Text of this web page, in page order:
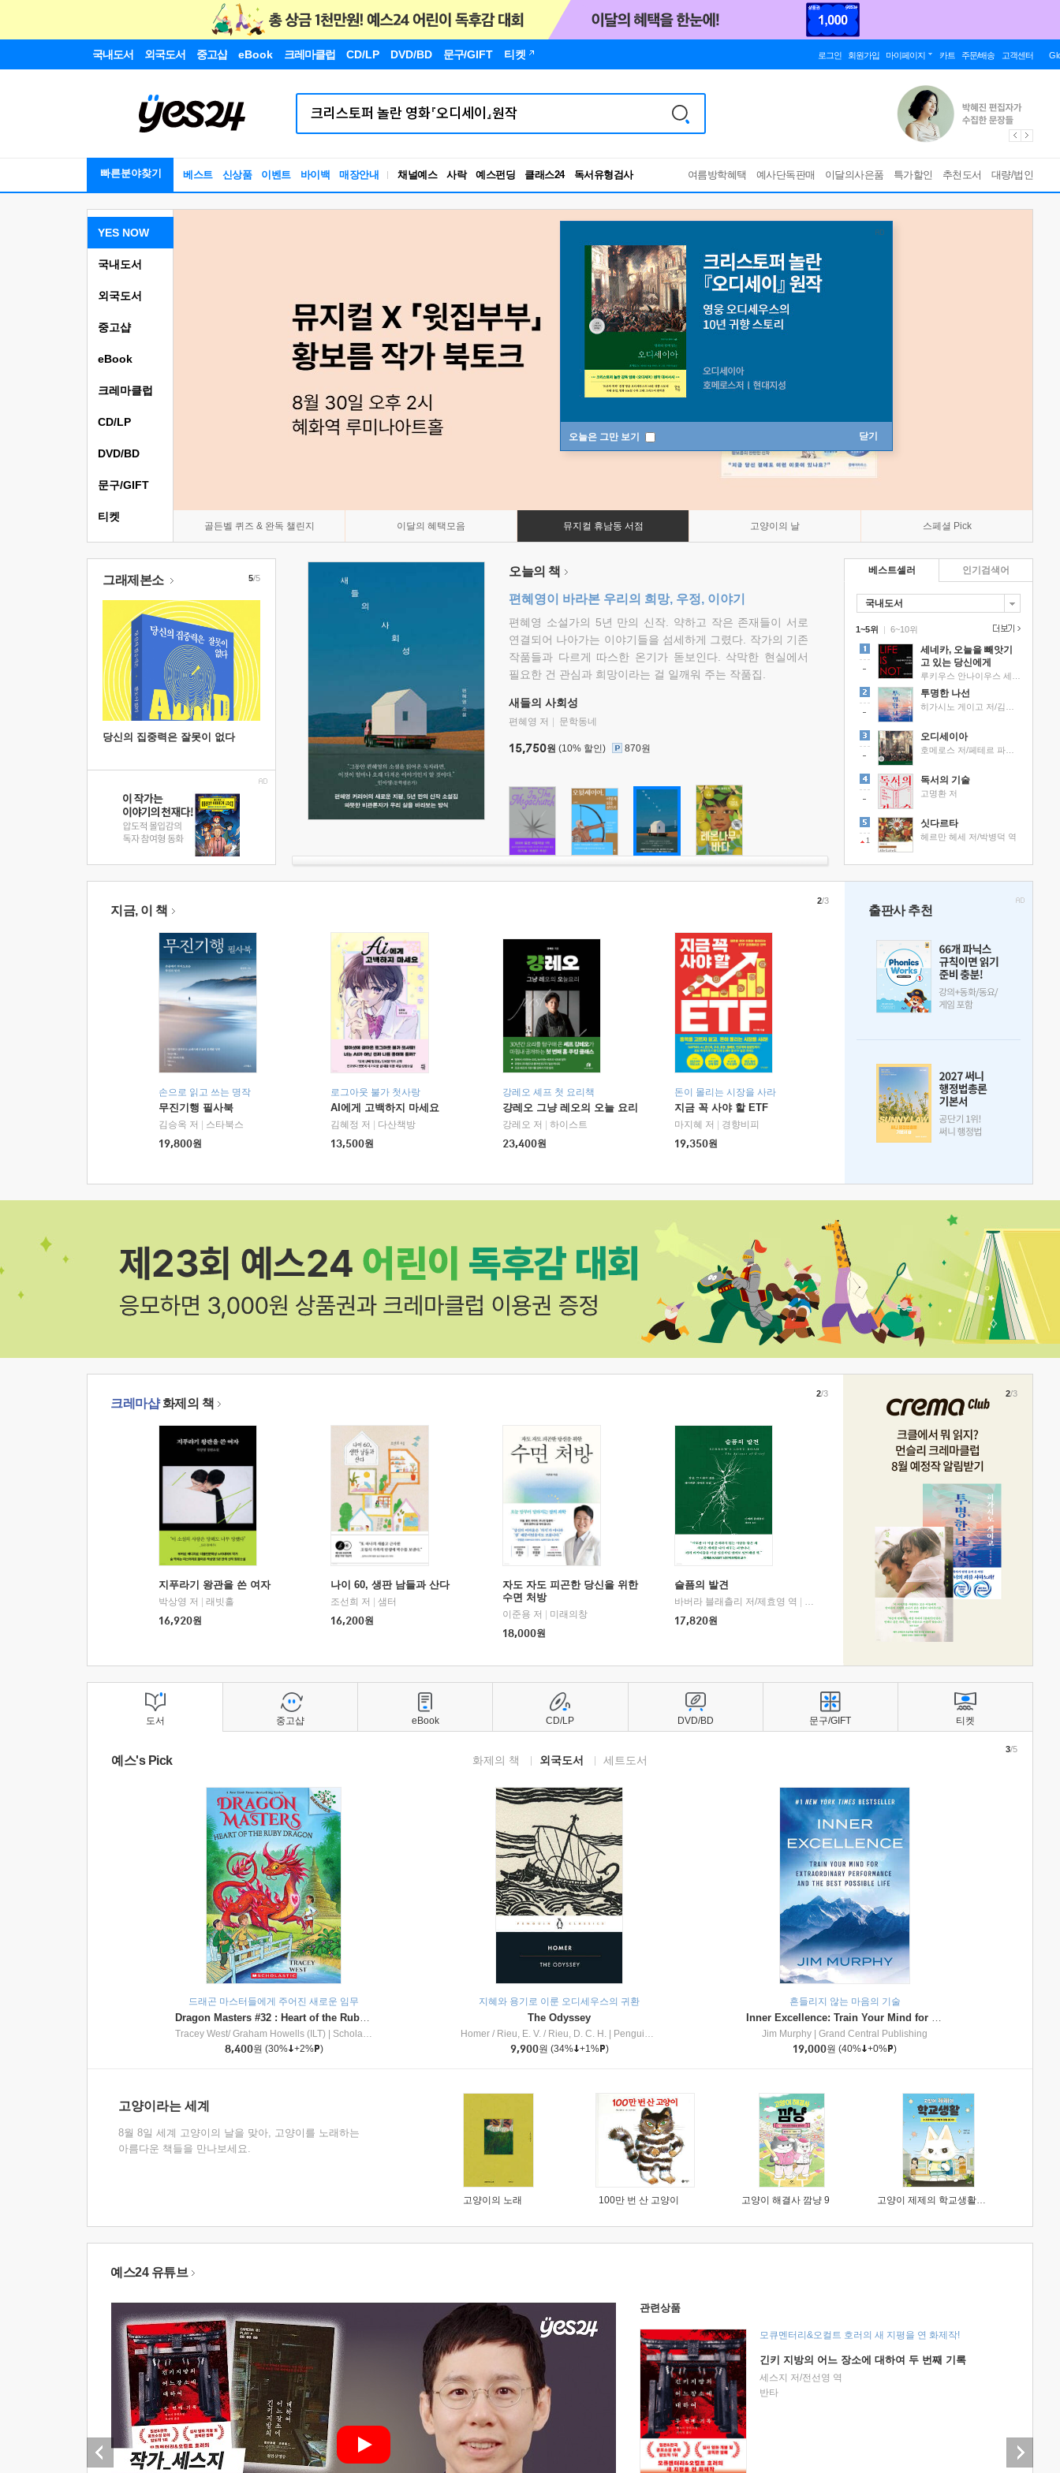
국내도서 외국도서 중고샵 eBook 크레마클럽 CD/LP DVD/BD 문구/GIFT 티켓 로그인 회원가입 마이페이지 카트 주문/배송 고객센터
빠른분야찾기 베스트 신상품 이벤트 바이백 매장안내 채널예스 사락 예스펀딩 클래스24
RBTI Lab
독서유형검사
여름방학혜택 예사단독판매 이달의사은품 특가할인 추천도서 대량/법인
오늘은 그만 보기 닫기
YES NOW
골든벨 퀴즈 & 완독 챌린지 이달의 혜택모음 뮤지컬 휴남동 서점 고양이의 날 스페셜 Pick
국내도서
외국도서
중고샵
eBook
크레마클럽
CD/LP
DVD/BD
문구/GIFT
티켓
그래제본소
당신의 집중력은 잘못이 없다
5/5 오늘의 책
편혜영이 바라본 우리의 희망, 우정, 이야기
편혜영 소설가의 5년 만의 신작. 약하고 작은 존재들이 서로
연결되어 나아가는 이야기들을 섬세하게 그렸다. 작가의 기존
작품들과 다르게 따스한 온기가 돋보인다. 삭막한 현실에서
필요한 건 관심과 희망이라는 걸 일깨워 주는 작품집.
새들의 사회성
편혜영 저 문학동네
15,750원 (10% 할인) 870원
베스트셀러
국내도서
1~5위 |
세네카, 오늘을 빼앗기
고 있는 당신에게
투명한 나선
오디세이아
독서의 기술
고명환 저
1
싯다르타
헤르만 헤세 저/박병덕 역
6~10위
인기검색어
지금, 이 책
손으로 읽고 쓰는 명작
무진기행 필사북
김승옥 저
스타북스
19,800원
로그아웃 불가 첫사랑
AI에게 고백하지 마세요
김혜정 저
다산책방
13,500원
강레오 셰프 첫 요리책
걍레오 그냥 레오의 오늘 요리
강레오 저
하이스트
23,400원
돈이 몰리는 시장을 사라
지금 꼭 사야 할 ETF
마지혜 저
경향비피
19,350원
2/3
출판사 추천
크레마샵화제의 책
지푸라기 왕관을 쓴 여자
박상영 저
래빗홀
16,920원
나이 60, 생판 남들과 산다
조선희 저
샘터
16,200원
자도 자도 피곤한 당신을 위한
수면 처방
이준용 저
미래의창
18,000원
슬픔의 발견
바버라 블래츨리 저/제효영 역
디플롯
17,820원
2/3 2/3
도서
예스's Pick 화제의 책 외국도서 세트도서
드래곤 마스터들에게 주어진 새로운 임무
Dragon Masters #32 : Heart of the Ruby Dragon (A Branches Book)
Tracey West/ Graham Howells (ILT)
Scholastic Inc
8,400원 (30% +2% )
지혜와 용기로 이룬 오디세우스의 귀환
The Odyssey
Homer / Rieu, E. V. / Rieu, D. C. H.
Penguin Group
9,900원 (34% +1% )
흔들리지 않는 마음의 기술
Inner Excellence: Train Your Mind for Extraordinary Performance and the Best Possible Life
Jim Murphy
Grand Central Publishing
19,000원 (40% +0% )
3/5
고양이라는 세계
8월 8일 세계 고양이의 날을 맞아, 고양이를 노래하는
아름다운 책들을 만나보세요.
고양이의 노래 100만 번 산 고양이 고양이 해결사 깜냥 9 고양이 제제의 학교생활 1 : 초등학생이 이렇게 힘들 줄이야
중고샵 eBook CD/LP DVD/BD 문구/GIFT 티켓
예스24 유튜브
관련상품
모큐멘터리&오컬트 호러의 새 지평을 연 화제작!
긴키 지방의 어느 장소에 대하여 두 번째 기록
세스지 저/전선영 역
반타